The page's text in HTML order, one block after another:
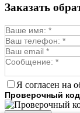
Заказать
Я согласен на
Проверочный код